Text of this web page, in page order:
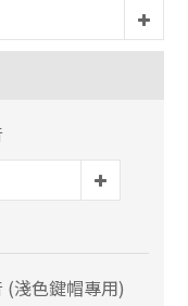
(淺色鍵帽專用)